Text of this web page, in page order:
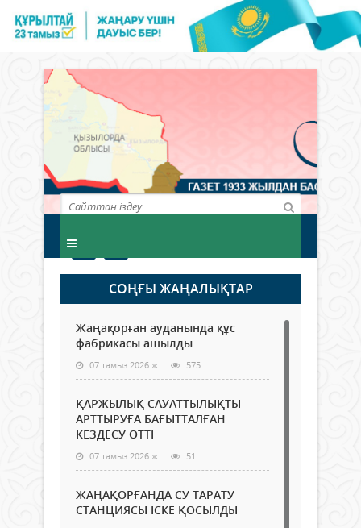
СОҢҒЫ ЖАҢАЛЫҚТАР
Жаңақорған ауданында құс
фабрикасы ашылды
07 тамыз 2026 ж. 575
ҚАРЖЫЛЫҚ САУАТТЫЛЫҚТЫ
АРТТЫРУҒА БАҒЫТТАЛҒАН
КЕЗДЕСУ ӨТТІ
07 тамыз 2026 ж. 51
ЖАҢАҚОРҒАНДА СУ ТАРАТУ
СТАНЦИЯСЫ ІСКЕ ҚОСЫЛДЫ